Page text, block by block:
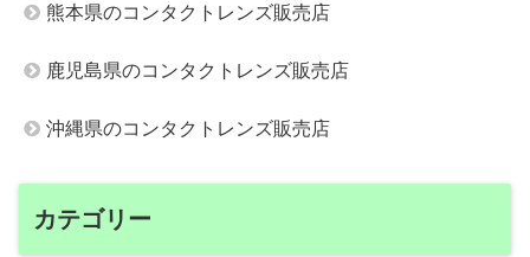
熊本県のコンタクトレンズ販売店
鹿児島県のコンタクトレンズ販売店
沖縄県のコンタクトレンズ販売店
カテゴリー